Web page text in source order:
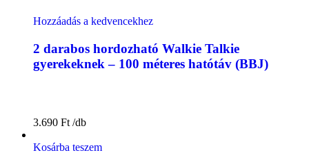
Hozzáadás a kedvencekhez
2 darabos hordozható Walkie Talkie
gyerekeknek – 100 méteres hatótáv (BBJ)
3.690 Ft
Kosárba teszem